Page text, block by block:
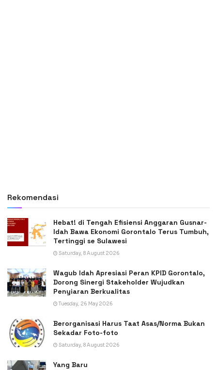
Rekomendasi
Hebat! di Tengah Efisiensi Anggaran Gusnar-
Idah Bawa Ekonomi Gorontalo Terus Tumbuh,
Tertinggi se Sulawesi
Saturday, 8 August 2026
Wagub Idah Apresiasi Peran KPID Gorontalo,
Dorong Sinergi Stakeholder Wujudkan
Penyiaran Berkualitas
Tuesday, 26 May 2026
Berorganisasi Harus Taat Asas/Norma Bukan
Sekadar Foto-foto
Saturday, 8 August 2026
Yang Baru